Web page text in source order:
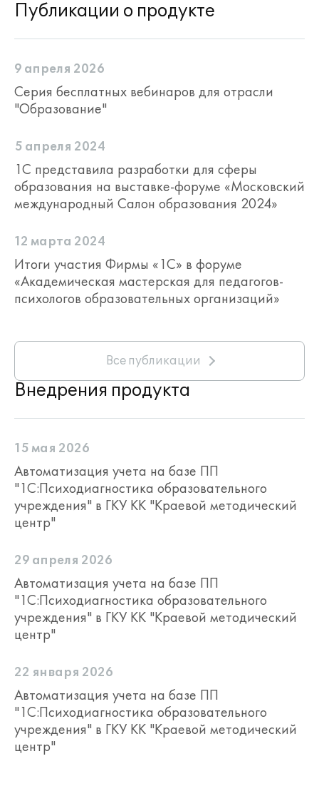
Публикации о продукте
9 апреля 2026
Серия бесплатных вебинаров для отрасли
"Образование"
5 апреля 2024
1С представила разработки для сферы
образования на выставке-форуме «Московский
международный Салон образования 2024»
12 марта 2024
Итоги участия Фирмы «1С» в форуме
«Академическая мастерская для педагогов-
психологов образовательных организаций»
Все публикации
Внедрения продукта
15 мая 2026
Автоматизация учета на базе ПП
"1С:Психодиагностика образовательного
учреждения" в ГКУ КК "Краевой методический
центр"
29 апреля 2026
Автоматизация учета на базе ПП
"1С:Психодиагностика образовательного
учреждения" в ГКУ КК "Краевой методический
центр"
22 января 2026
Автоматизация учета на базе ПП
"1С:Психодиагностика образовательного
учреждения" в ГКУ КК "Краевой методический
центр"